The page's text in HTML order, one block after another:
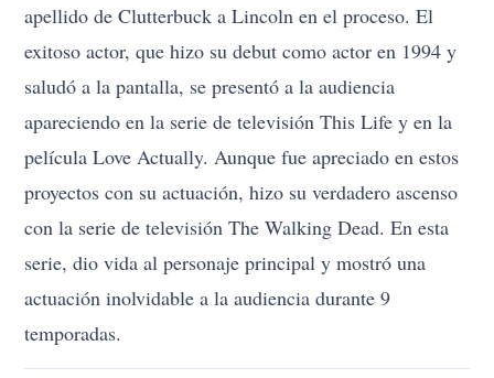
apellido de Clutterbuck a Lincoln en el proceso. El
exitoso actor, que hizo su debut como actor en 1994 y
saludó a la pantalla, se presentó a la audiencia
apareciendo en la serie de televisión This Life y en la
película Love Actually. Aunque fue apreciado en estos
proyectos con su actuación, hizo su verdadero ascenso
con la serie de televisión The Walking Dead. En esta
serie, dio vida al personaje principal y mostró una
actuación inolvidable a la audiencia durante 9
temporadas.